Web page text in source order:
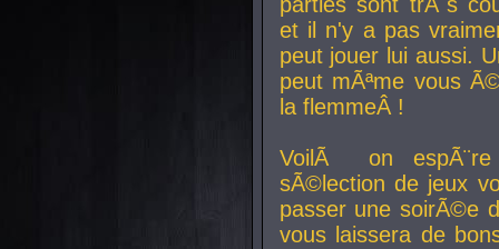
et il n'y a pas
peut jouer lui aussi.
peut mÃªme vous
la flemmeÂ !
VoilÃ on
sÃ©lection de jeux
passer une soirÃ©e
vous laissera de